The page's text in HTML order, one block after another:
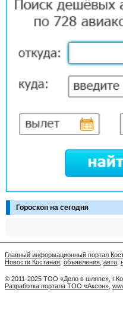
Гороскоп на сегодня
Главный информационный портал
Новости Костаная объявления авто
© 2011-2025 ТОО «Дело в шляпе»,
Разработка портала ТОО «Аксон»